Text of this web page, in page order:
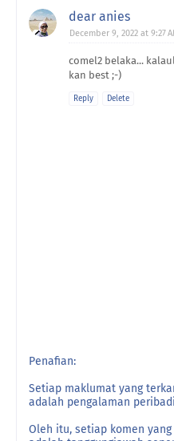
dear anies
December 9, 2022 at 9:27
comel2 belaka...
kan best ;-)
Reply Delete
Penafian:
Setiap maklumat yang
adalah pengalaman
Oleh itu, setiap komen